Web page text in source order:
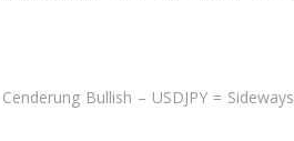
Bullish – USDJPY = Sideways